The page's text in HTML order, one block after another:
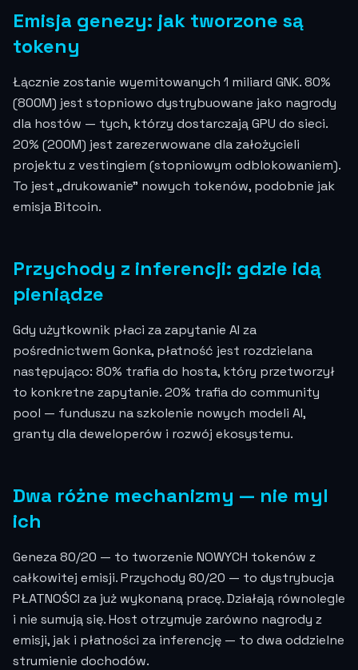
Emisja genezy: jak tworzone są
tokeny
Łącznie zostanie wyemitowanych 1 miliard GNK. 80%
(800M) jest stopniowo dystrybuowane jako nagrody
dla hostów — tych, którzy dostarczają GPU do sieci.
20% (200M) jest zarezerwowane dla założycieli
projektu z vestingiem (stopniowym odblokowaniem).
To jest „drukowanie” nowych tokenów, podobnie jak
emisja Bitcoin.
Przychody z inferencji: gdzie idą
pieniądze
Gdy użytkownik płaci za zapytanie AI za
pośrednictwem Gonka, płatność jest rozdzielana
następująco: 80% trafia do hosta, który przetworzył
to konkretne zapytanie. 20% trafia do community
pool — funduszu na szkolenie nowych modeli AI,
granty dla deweloperów i rozwój ekosystemu.
Dwa różne mechanizmy — nie myl
ich
Geneza 80/20 — to tworzenie NOWYCH tokenów z
całkowitej emisji. Przychody 80/20 — to dystrybucja
PŁATNOŚCI za już wykonaną pracę. Działają równolegle
i nie sumują się. Host otrzymuje zarówno nagrody z
emisji, jak i płatności za inferencję — to dwa oddzielne
strumienie dochodów.